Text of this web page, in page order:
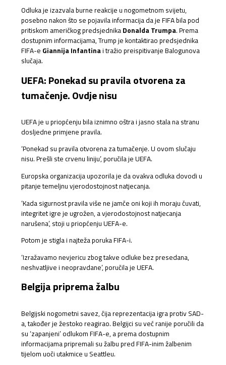
Odluka je izazvala burne reakcije u nogometnom svijetu,
posebno nakon što se pojavila informacija da je FIFA bila pod
pritiskom američkog predsjednika Donalda Trumpa. Prema
dostupnim informacijama, Trump je kontaktirao predsjednika
FIFA-e Giannija Infantinai tražio preispitivanje Balogunova
slučaja.
UEFA: Ponekad su pravila otvorena za
tumačenje. Ovdje nisu
UEFA je u priopćenju bila iznimno oštra i jasno stala na stranu
dosljedne primjene pravila.
‘Ponekad su pravila otvorena za tumačenje. U ovom slučaju
nisu. Prešli ste crvenu liniju’, poručila je UEFA.
Europska organizacija upozorila je da ovakva odluka dovodi u
pitanje temeljnu vjerodostojnost natjecanja.
‘Kada sigurnost pravila više ne jamče oni koji ih moraju čuvati,
integritet igre je ugrožen, a vjerodostojnost natjecanja
narušena’, stoji u priopćenju UEFA-e.
Potom je stigla i najteža poruka FIFA-i.
‘Izražavamo nevjericu zbog takve odluke bez presedana,
neshvatljive i neopravdane’, poručila je UEFA.
Belgija priprema žalbu
Belgijski nogometni savez, čija reprezentacija igra protiv SAD-
a, također je žestoko reagirao. Belgijci su već ranije poručili da
su ‘zapanjeni’ odlukom FIFA-e, a prema dostupnim
informacijama pripremali su žalbu pred FIFA-inim žalbenim
tijelom uoči utakmice u Seattleu.